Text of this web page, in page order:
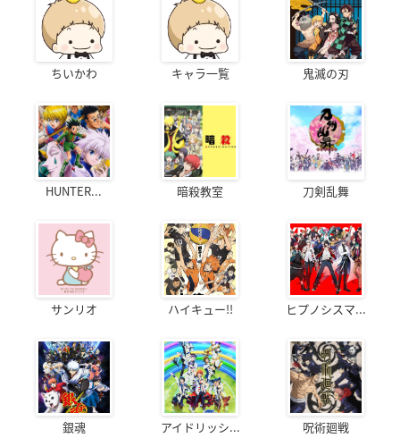
ちいかわ キャラ一覧 鬼滅の刃
HUNTER... 暗殺教室 刀剣乱舞
サンリオ ハイキュー!! ヒプノシスマ...
銀魂 アイドリッシ... 呪術廻戦